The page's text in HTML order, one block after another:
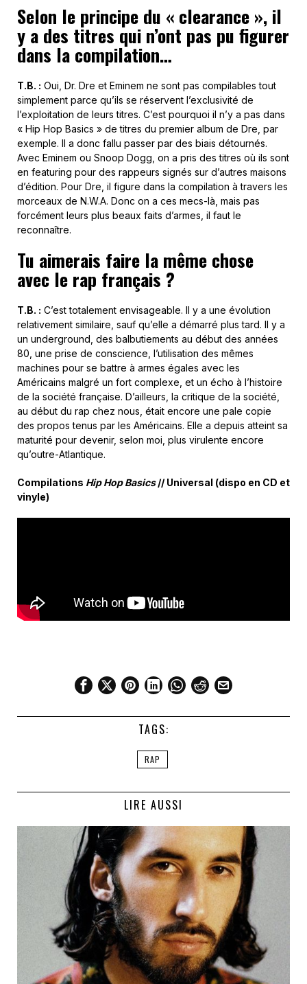
Selon le principe du « clearance », il
y a des titres qui n’ont pas pu figurer
dans la compilation…
T.B. : Oui, Dr. Dre et Eminem ne sont pas compilables tout
simplement parce qu’ils se réservent l’exclusivité de
l’exploitation de leurs titres. C’est pourquoi il n’y a pas dans
« Hip Hop Basics » de titres du premier album de Dre, par
exemple. Il a donc fallu passer par des biais détournés.
Avec Eminem ou Snoop Dogg, on a pris des titres où ils sont
en featuring pour des rappeurs signés sur d’autres maisons
d’édition. Pour Dre, il figure dans la compilation à travers les
morceaux de N.W.A. Donc on a ces mecs-là, mais pas
forcément leurs plus beaux faits d’armes, il faut le
reconnaître.
Tu aimerais faire la même chose
avec le rap français ?
T.B. : C’est totalement envisageable. Il y a une évolution
relativement similaire, sauf qu’elle a démarré plus tard. Il y a
un underground, des balbutiements au début des années
80, une prise de conscience, l’utilisation des mêmes
machines pour se battre à armes égales avec les
Américains malgré un fort complexe, et un écho à l’histoire
de la société française. D’ailleurs, la critique de la société,
au début du rap chez nous, était encore une pale copie
des propos tenus par les Américains. Elle a depuis atteint sa
maturité pour devenir, selon moi, plus virulente encore
qu’outre-Atlantique.
Compilations Hip Hop Basics// Universal (dispo en CD et
vinyle)
TAGS:
RAP
LIRE AUSSI